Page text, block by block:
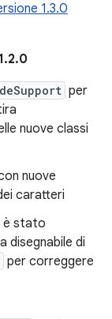
1.3.0
per
nuove classi
nuove
caratteri
è stato
disegnabile di
per correggere